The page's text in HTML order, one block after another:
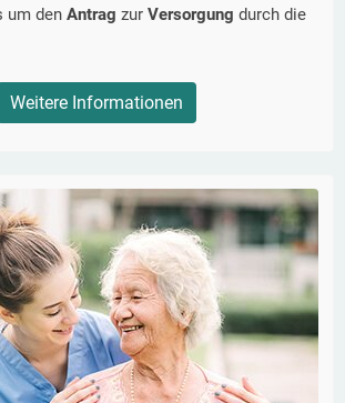
um den Antrag zur Versorgung durch die
Weitere Informationen